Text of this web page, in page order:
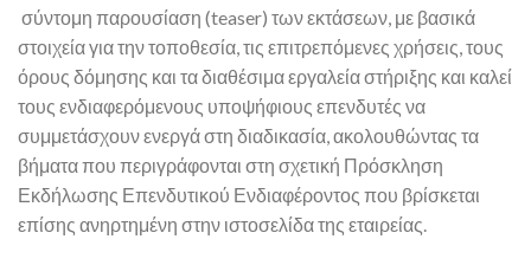
σύντομη παρουσίαση (teaser) των εκτάσεων, με βασικά
στοιχεία για την τοποθεσία, τις επιτρεπόμενες χρήσεις, τους
όρους δόμησης και τα διαθέσιμα εργαλεία στήριξης και καλεί
τους ενδιαφερόμενους υποψήφιους επενδυτές να
συμμετάσχουν ενεργά στη διαδικασία, ακολουθώντας τα
βήματα που περιγράφονται στη σχετική Πρόσκληση
Εκδήλωσης Επενδυτικού Ενδιαφέροντος που βρίσκεται
επίσης ανηρτημένη στην ιστοσελίδα της εταιρείας.